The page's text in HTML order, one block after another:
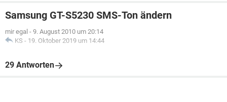
Samsung GT-S5230 SMS-Ton ändern
mir egal - 9. August 2010 um 20:14
KS - 19. Oktober 2019 um 14:44
29 Antworten